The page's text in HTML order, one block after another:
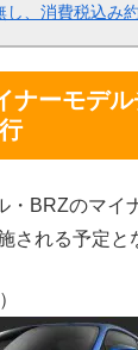
し、消費税込み
ナーモデ
・BRZのマイ
される予定と